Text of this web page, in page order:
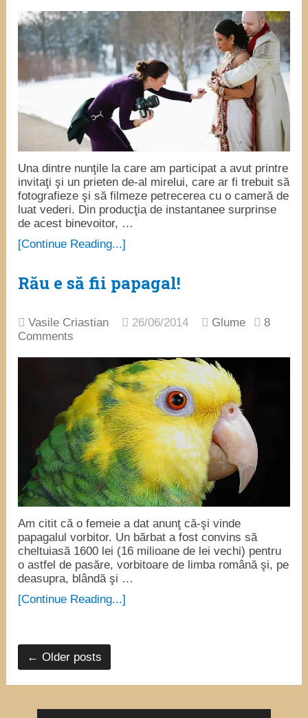
Una dintre nunţile la care am participat a avut printre
invitaţi şi un prieten de-al mirelui, care ar fi trebuit să
fotografieze şi să filmeze petrecerea cu o cameră de
luat vederi. Din producţia de instantanee surprinse
de acest binevoitor, …
[Continue Reading...]
Rău e să fii papagal!
Vasile Criastian 26/06/2014 Glume
8
Comments
Am citit că o femeie a dat anunţ că-şi vinde
papagalul vorbitor. Un bărbat a fost convins să
cheltuiasă 1600 lei (16 milioane de lei vechi) pentru
o astfel de pasăre, vorbitoare de limba română şi, pe
deasupra, blândă şi …
[Continue Reading...]
← Older posts